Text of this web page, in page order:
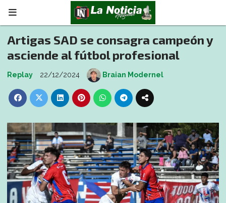
Artigas SAD se consagra campeón y
asciende al fútbol profesional
Replay 22/12/2024 Braian Modernel